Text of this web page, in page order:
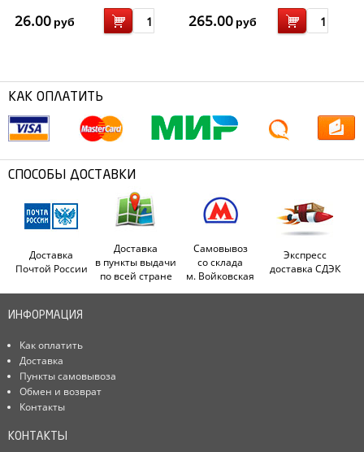
26.00 руб 265.00 руб
КАК ОПЛАТИТЬ
СПОСОБЫ ДОСТАВКИ
Доставка
Почтой России
Доставка
в пункты выдачи
по всей стране
Самовывоз
со склада
м. Войковская
Экспресс
доставка СДЭК
ИНФОРМАЦИЯ
Как оплатить
Доставка
Пункты самовывоза
Обмен и возврат
Контакты
КОНТАКТЫ